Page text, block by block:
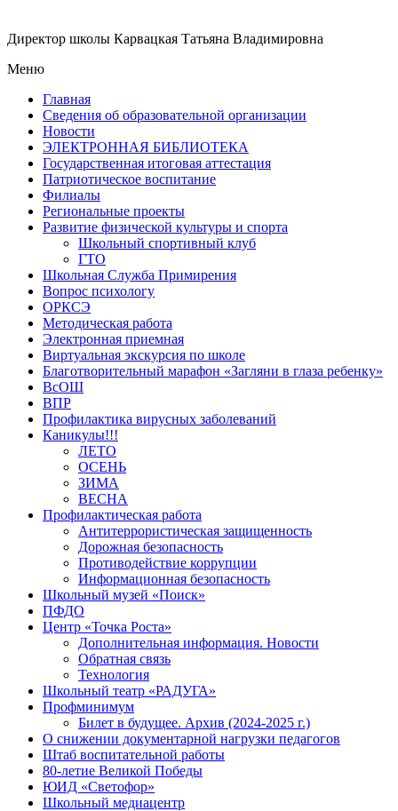
Директор школы Карвацкая Татьяна Владимировна
Меню
Главная
Сведения об образовательной организации
Новости
ЭЛЕКТРОННАЯ БИБЛИОТЕКА
Государственная итоговая аттестация
Патриотическое воспитание
Филиалы
Региональные проекты
Развитие физической культуры и спорта
Школьный спортивный клуб
ГТО
Школьная Служба Примирения
Вопрос психологу
ОРКСЭ
Методическая работа
Электронная приемная
Виртуальная экскурсия по школе
Благотворительный марафон «Загляни в глаза ребенку»
ВсОШ
ВПР
Профилактика вирусных заболеваний
Каникулы!!!
ЛЕТО
ОСЕНЬ
ЗИМА
ВЕСНА
Профилактическая работа
Антитеррористическая защищенность
Дорожная безопасность
Противодействие коррупции
Информационная безопасность
Школьный музей «Поиск»
ПФДО
Центр «Точка Роста»
Дополнительная информация. Новости
Обратная связь
Технология
Школьный театр «РАДУГА»
Профминимум
Билет в будущее. Архив (2024-2025 г.)
О снижении документарной нагрузки педагогов
Штаб воспитательной работы
80-летие Великой Победы
ЮИД «Светофор»
Школьный медиацентр